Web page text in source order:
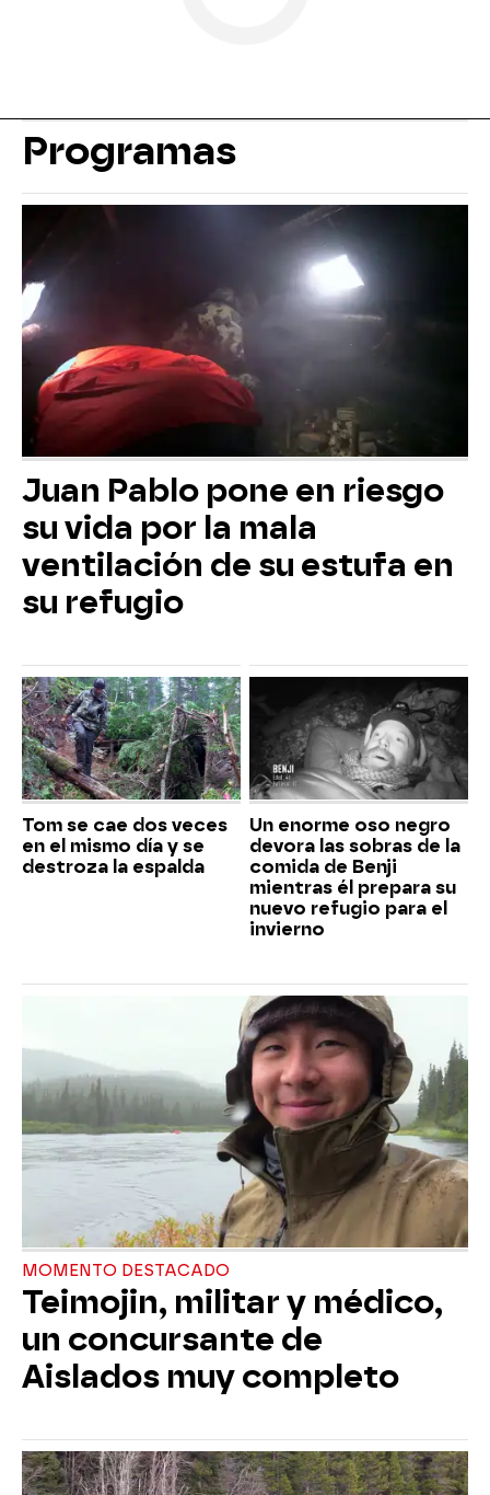
Programas
Juan Pablo pone en riesgo
su vida por la mala
ventilación de su estufa en
su refugio
Tom se cae dos veces
en el mismo día y se
destroza la espalda
Un enorme oso negro
devora las sobras de la
comida de Benji
mientras él prepara su
nuevo refugio para el
invierno
MOMENTO DESTACADO
Teimojin, militar y médico,
un concursante de
Aislados muy completo